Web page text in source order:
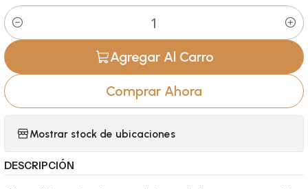
Cantidad
Agregar Al Carro
Comprar Ahora
Mostrar stock de ubicaciones
DESCRIPCIÓN